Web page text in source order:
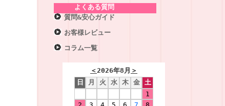
よくある質問
質問&安心ガイド
お客様レビュー
コラム一覧
＜2026年8月 ＞
日
月 火 水 木 金
土
1